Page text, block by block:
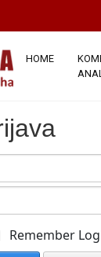
HOME
Remember